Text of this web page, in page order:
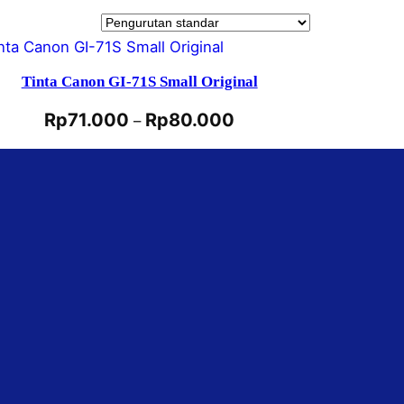
Tinta Canon GI-71S Small Original
Rp71.000 – Rp80.000